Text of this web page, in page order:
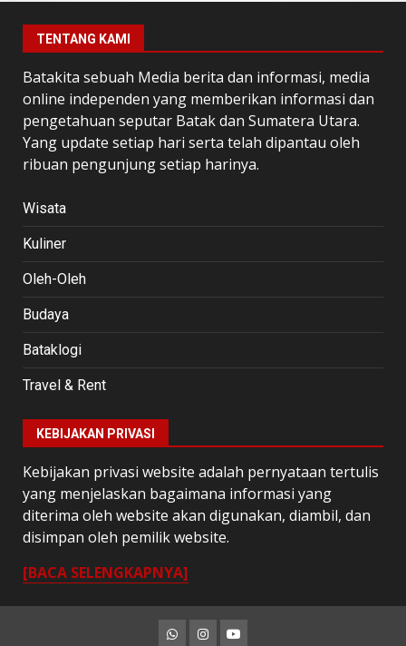
TENTANG KAMI
Batakita sebuah Media berita dan informasi, media
online independen yang memberikan informasi dan
pengetahuan seputar Batak dan Sumatera Utara.
Yang update setiap hari serta telah dipantau oleh
ribuan pengunjung setiap harinya.
Wisata
Kuliner
Oleh-Oleh
Budaya
Bataklogi
Travel & Rent
KEBIJAKAN PRIVASI
Kebijakan privasi website adalah pernyataan tertulis
yang menjelaskan bagaimana informasi yang
diterima oleh website akan digunakan, diambil, dan
disimpan oleh pemilik website.
[BACA SELENGKAPNYA]
Whatsapp
Instagram
Youtube